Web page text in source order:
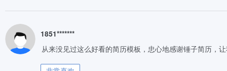
1851*******
从来没见过这么好看的简历模板，忠心地感谢锤子简历，